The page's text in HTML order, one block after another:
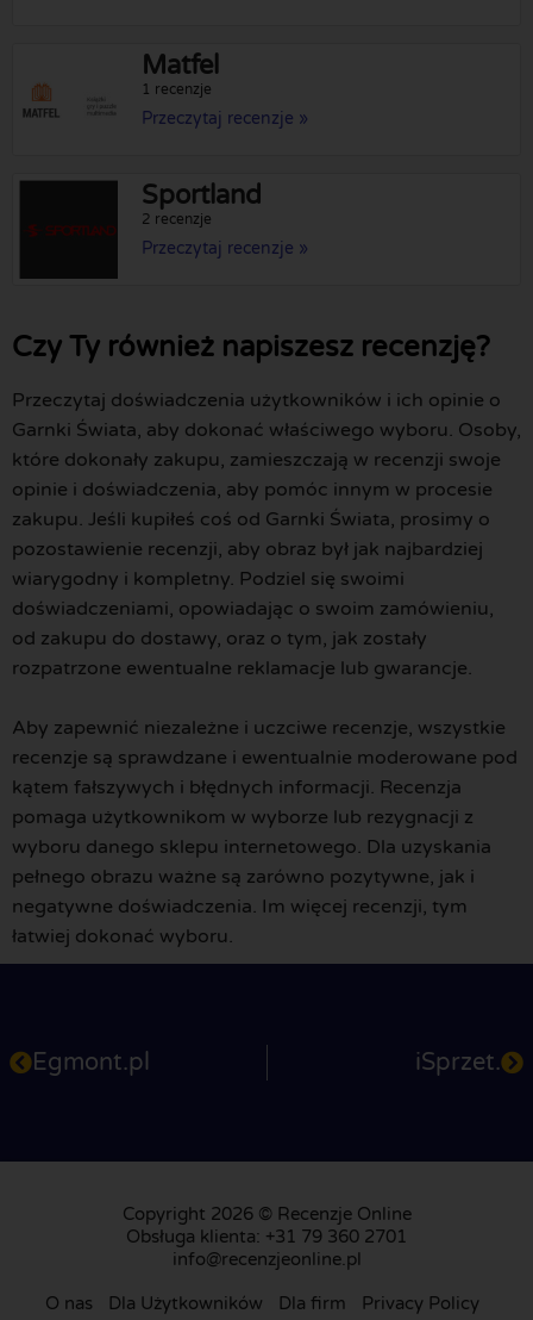
Matfel
1 recenzje
Przeczytaj recenzje »
Sportland
2 recenzje
Przeczytaj recenzje »
Czy Ty również napiszesz recenzję?
Przeczytaj doświadczenia użytkowników i ich opinie o
Garnki Świata, aby dokonać właściwego wyboru. Osoby,
które dokonały zakupu, zamieszczają w recenzji swoje
opinie i doświadczenia, aby pomóc innym w procesie
zakupu. Jeśli kupiłeś coś od Garnki Świata, prosimy o
pozostawienie recenzji, aby obraz był jak najbardziej
wiarygodny i kompletny. Podziel się swoimi
doświadczeniami, opowiadając o swoim zamówieniu,
od zakupu do dostawy, oraz o tym, jak zostały
rozpatrzone ewentualne reklamacje lub gwarancje.
Aby zapewnić niezależne i uczciwe recenzje, wszystkie
recenzje są sprawdzane i ewentualnie moderowane pod
kątem fałszywych i błędnych informacji. Recenzja
pomaga użytkownikom w wyborze lub rezygnacji z
wyboru danego sklepu internetowego. Dla uzyskania
pełnego obrazu ważne są zarówno pozytywne, jak i
negatywne doświadczenia. Im więcej recenzji, tym
łatwiej dokonać wyboru.
Egmont.pl iSprzet.
Copyright 2026 © Recenzje Online
Obsługa klienta: +31 79 360 2701
info@recenzjeonline.pl
O nas Dla Użytkowników Dla firm Privacy Policy